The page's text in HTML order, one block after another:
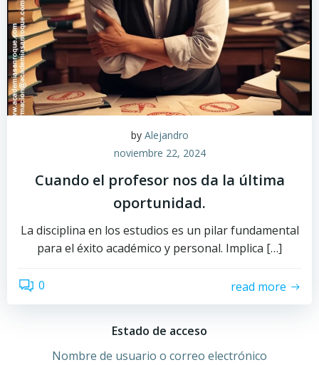
by Alejandro
noviembre 22, 2024
Cuando el profesor nos da la última
oportunidad.
La disciplina en los estudios es un pilar fundamental
para el éxito académico y personal. Implica […]
0 read more
Estado de acceso
Nombre de usuario o correo electrónico